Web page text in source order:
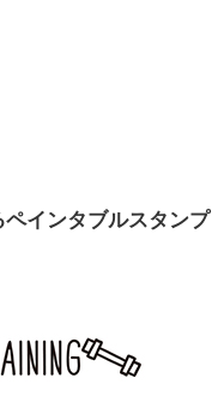
インタブルスタンプ